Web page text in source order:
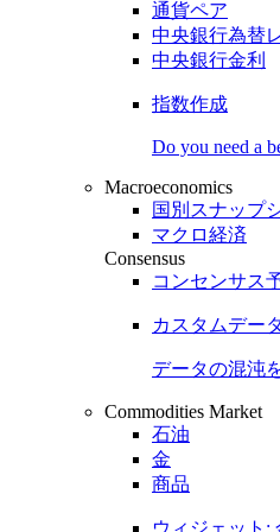
通貨ペア
中央銀行為替
中央銀行金利
指数作成
Do you need a
Macroeconomics
国別スナップ
マクロ経済
Consensus
コンセンサス
カスタムデー
データの混沌
Commodities Market
石油
金
商品
ウィジェット: